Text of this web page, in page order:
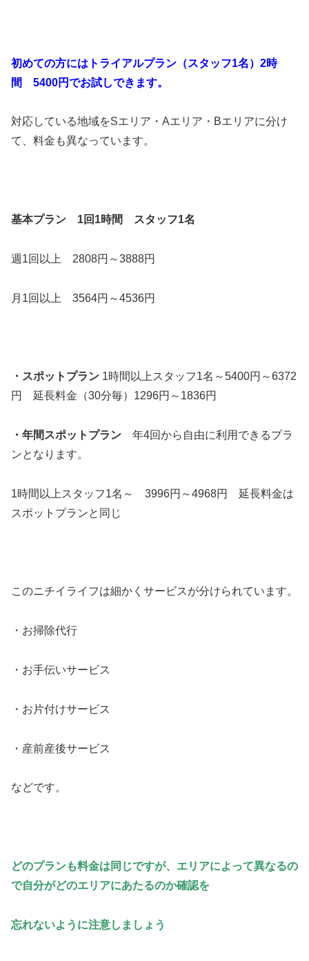
初めての方にはトライアルプラン（スタッフ1名）2時
間 5400円でお試しできます。
対応している地域をSエリア・Aエリア・Bエリアに分け
て、料金も異なっています。
基本プラン 1回1時間 スタッフ1名
週1回以上 2808円～3888円
月1回以上 3564円～4536円
・スポットプラン 1時間以上スタッフ1名～5400円～6372
円 延長料金（30分毎）1296円～1836円
・年間スポットプラン 年4回から自由に利用できるプラ
ンとなります。
1時間以上スタッフ1名～ 3996円～4968円 延長料金は
スポットプランと同じ
このニチイライフは細かくサービスが分けられています。
・お掃除代行
・お手伝いサービス
・お片付けサービス
・産前産後サービス
などです。
どのプランも料金は同じですが、エリアによって異なるの
で自分がどのエリアにあたるのか確認を
忘れないように注意しましょう